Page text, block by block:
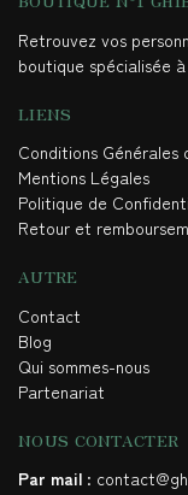
Retrouvez vos
boutique spécialisée
LIENS
Conditions Générales
Mentions Légales
Politique de
Retour et
AUTRE
Contact
Blog
Qui sommes-nous
Partenariat
NOUS CONTACTER
Par mail :